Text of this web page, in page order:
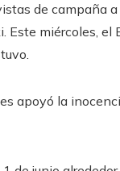
de campaña
Este miércoles, el
apoyó la